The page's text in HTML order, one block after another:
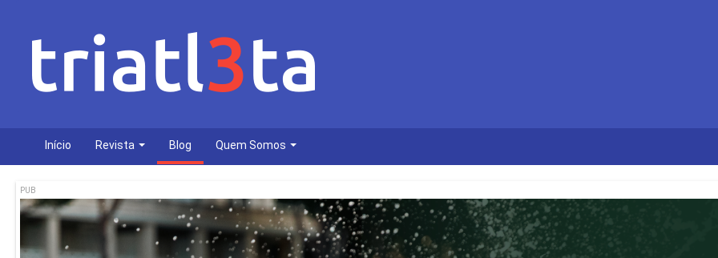
Início Revista Blog Quem Somos
PUB